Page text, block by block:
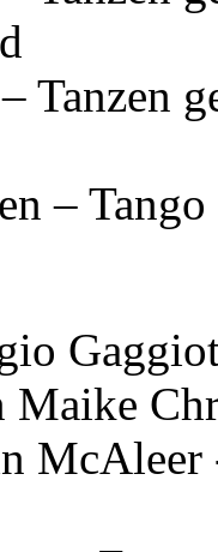
Tanzen
–
Maike
McAleer